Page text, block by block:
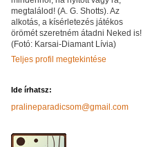
megtalálod! (A. G. Shotts). Az
alkotás, a kísérletezés játékos
örömét szeretném átadni Neked is!
(Fotó: Karsai-Diamant Lívia)
Teljes profil megtekintése
Ide írhatsz:
pralineparadicsom@gmail.com